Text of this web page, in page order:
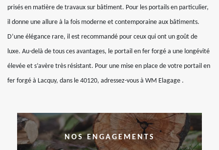
prisés en matière de travaux sur bâtiment. Pour les portails en particulier,
il donne une allure à la fois moderne et contemporaine aux bâtiments.
D’une élégance rare, il est recommandé pour ceux qui ont un goût de
luxe. Au-delà de tous ces avantages, le portail en fer forgé a une longévité
élevée et s’avère très résistant. Pour une mise en place de votre portail en
fer forgé à Lacquy, dans le 40120, adressez-vous à WM Elagage .
NOS ENGAGEMENTS